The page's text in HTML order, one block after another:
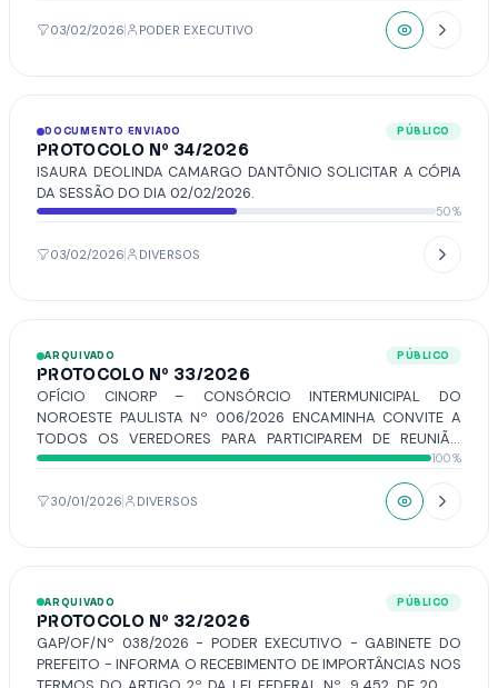
03/02/2026 PODER EXECUTIVO
DOCUMENTO ENVIADO PÚBLICO
PROTOCOLO Nº 34/2026
ISAURA DEOLINDA CAMARGO DANTÔNIO SOLICITAR A CÓPIA
DA SESSÃO DO DIA 02/02/2026.
50%
03/02/2026 DIVERSOS
ARQUIVADO PÚBLICO
PROTOCOLO Nº 33/2026
OFÍCIO CINORP – CONSÓRCIO INTERMUNICIPAL DO
NOROESTE PAULISTA Nº 006/2026 ENCAMINHA CONVITE A
TODOS OS VEREDORES PARA PARTICIPAREM DE REUNIÃO
REGIONAL SOBRE GESTÃO DE RESÍDUOS SÓLIDOS URBANOS E
IMPLANTAÇÃO DE USINA DE TRIAGEM MECANIZADA A QUAL
SERÁ REALIZADA NO DIA 03 DE FEVEREIRO DE 2026 (TERÇA-
FEIRA), ÀS 9H30, NO AUDITÓRIO DO CENTRO UNIVERSITÁRIO
100%
30/01/2026 DIVERSOS
ARQUIVADO PÚBLICO
PROTOCOLO Nº 32/2026
GAP/OF/Nº 038/2026 - PODER EXECUTIVO - GABINETE DO
PREFEITO - INFORMA O RECEBIMENTO DE IMPORTÂNCIAS NOS